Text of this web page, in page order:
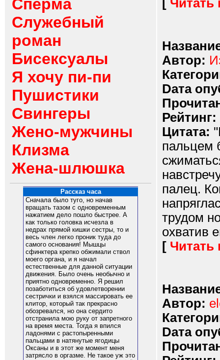
Сперма
Служебный
роман
Бисексуалы
Я хочу пи-пи
Пушистики
Свингеры
Жено-мужчины
Клизма
Жена-шлюшка
Рассказ часа
Сначала было туго, но начав
вращать тазом с одновременным
нажатием дело пошло быстрее. А
как только головка исчезла в
недрах прямой кишки сестры, то и
весь член легко проник туда до
самого основания! Мышцы
сфинктера крепко обжимали ствол
моего органа, и я начал
естественные для данной ситуации
движения. Было очень необычно и
приятно одновременно. Я решил
позаботиться об удовлетворении
сестрички и взялся массировать ее
клитор, который так прекрасно
обозревался, но она сердито
отстранила мою руку от запретного
на время места. Тогда я впился
ладонями с растопыренными
пальцами в натянутые ягодицы
Оксаны и в этот же момент меня
затрясло в оргазме. Не такое уж это
[ Читать
Автор:
Dата
Рейтинг:
Цитата:
пальцем
палец.
трудом
охватив
[ Читать
Автор:
Dата